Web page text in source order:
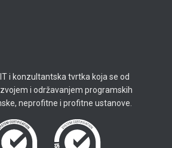
IT i konzultantska tvrtka koja se od
i održavanjem programskih
neprofitne i profitne ustanove.